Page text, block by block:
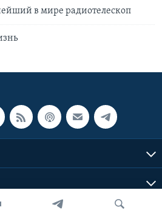
в мире радиотелескоп